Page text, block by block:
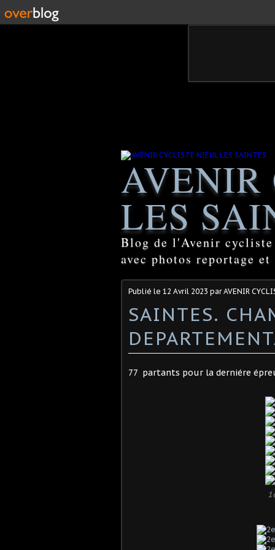
LES
Blog de l'Avenir
avec photos reportage
Publié le 12 Avril 2023 par AVENIR
SAINTES.
77 partants pour la derniére